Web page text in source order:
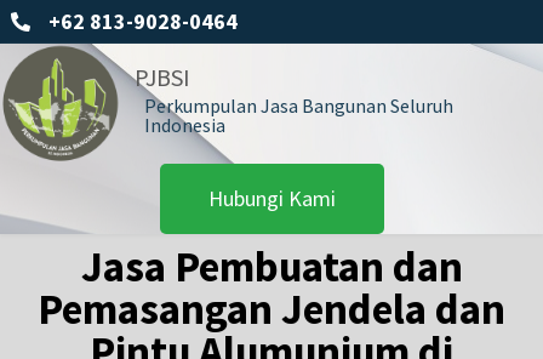
+62 813-9028-0464
PJBSI
Perkumpulan Jasa Bangunan Seluruh
Indonesia
Hubungi Kami
Jasa Pembuatan dan
Pemasangan Jendela dan